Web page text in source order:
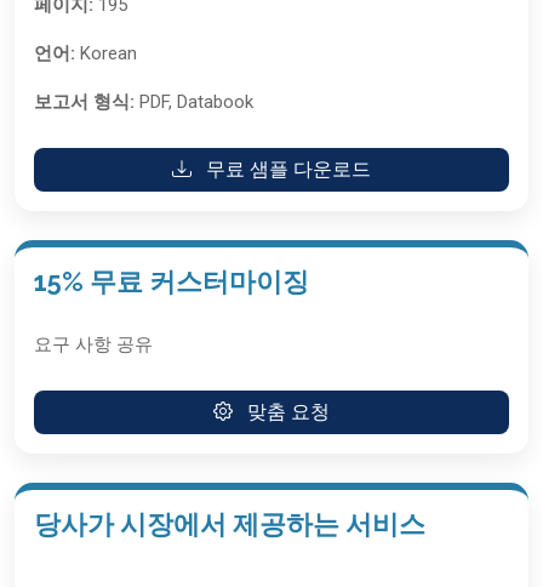
페이지: 195
언어: Korean
보고서 형식: PDF, Databook
무료 샘플 다운로드
15% 무료 커스터마이징
요구 사항 공유
맞춤 요청
당사가 시장에서 제공하는 서비스